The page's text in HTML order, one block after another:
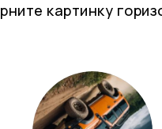
картинку